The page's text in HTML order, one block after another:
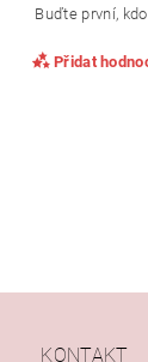
Buďte první,
Přidat
KONTAKT